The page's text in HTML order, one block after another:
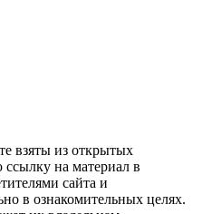
взяты из открытых
на материал в
сайта и
в ознакомительных целях.